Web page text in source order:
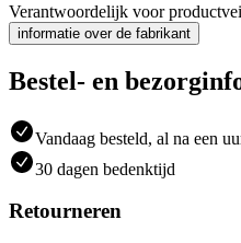
Verantwoordelijk voor
informatie over de fabrikant
Bestel- en
Vandaag besteld, al na een
30 dagen bedenktijd
Retourneren